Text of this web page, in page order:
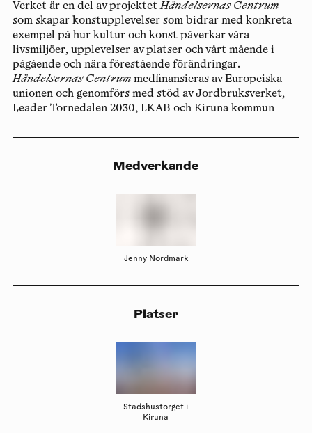
Verket är en del av projektetHändelsernas Centrum
som skapar konstupplevelser som bidrar med konkreta
exempel på hur kultur och konst påverkar våra
livsmiljöer, upplevelser av platser och vårt mående i
pågående och nära förestående förändringar.
Händelsernas Centrummedfinansieras av Europeiska
unionen och genomförs med stöd av Jordbruksverket,
Leader Tornedalen 2030, LKAB och Kiruna kommun
Medverkande
Jenny Nordmark
Platser
Stadshustorget i
Kiruna